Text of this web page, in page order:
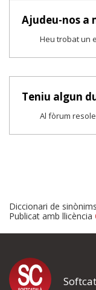
Ajudeu-nos a
Heu trobat un
Teniu algun
Al fòrum
d'errors
Diccionari de
Publicat amb llicència